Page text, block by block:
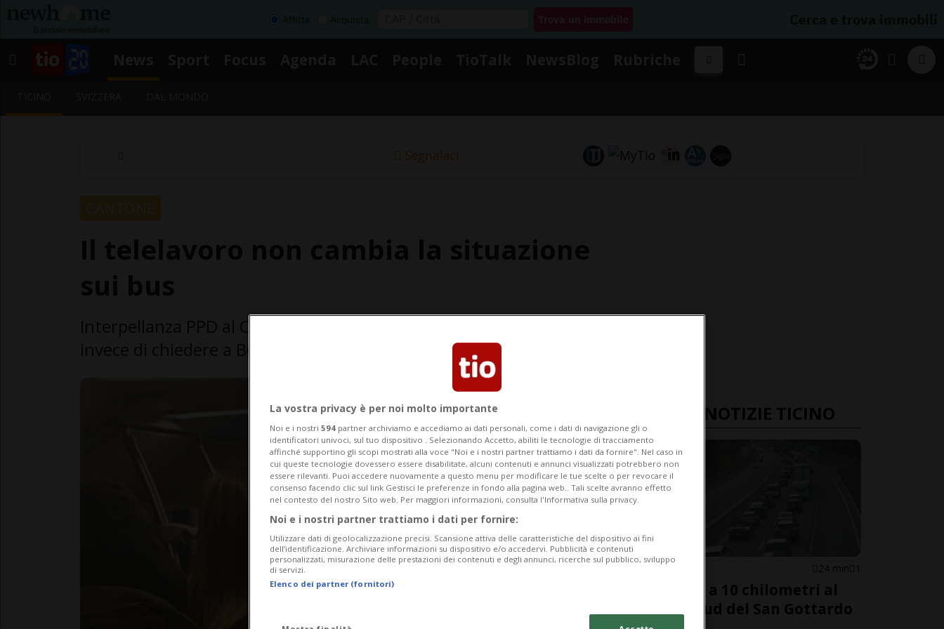
Segnalaci
ULTIME NOTIZIE TICINO
AIROLO 24 min 1
Code fino a 10 chilometri al
portale sud del San Gottardo
La vostra privacy è per noi molto importante
Noi e i nostri 594 partner archiviamo e accediamo ai dati personali, come i dati di navigazione gli o
identificatori univoci, sul tuo dispositivo . Selezionando Accetto, abiliti le tecnologie di tracciamento
affinché supportino gli scopi mostrati alla voce "Noi e i nostri partner trattiamo i dati da fornire". Nel caso in
cui queste tecnologie dovessero essere disabilitate, alcuni contenuti e annunci visualizzati potrebbero non
essere rilevanti. Puoi accedere nuovamente a questo menu per modificare le tue scelte o per revocare il
consenso facendo clic sul link Gestisci le preferenze in fondo alla pagina web.. Tali scelte avranno effetto
nel contesto del nostro Sito web. Per maggiori informazioni, consulta l'Informativa sulla privacy.
Noi e i nostri partner trattiamo i dati per fornire:
Utilizzare dati di geolocalizzazione precisi. Scansione attiva delle caratteristiche del dispositivo ai fini
dell’identificazione. Archiviare informazioni su dispositivo e/o accedervi. Pubblicità e contenuti
personalizzati, misurazione delle prestazioni dei contenuti e degli annunci, ricerche sul pubblico, sviluppo
di servizi.
Elenco dei partner (fornitori)